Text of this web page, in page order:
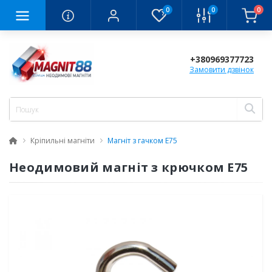
0 0 0
+380969377723
Замовити дзвінок
Кріпильні магніти Магніт з гачком E75
Неодимовий магніт з крючком Е75